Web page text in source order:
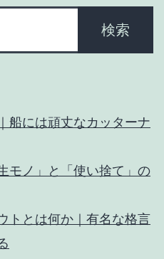
船には頑丈なカッターナ
モノ」と「使い捨て」の
トとは何か｜有名な格言